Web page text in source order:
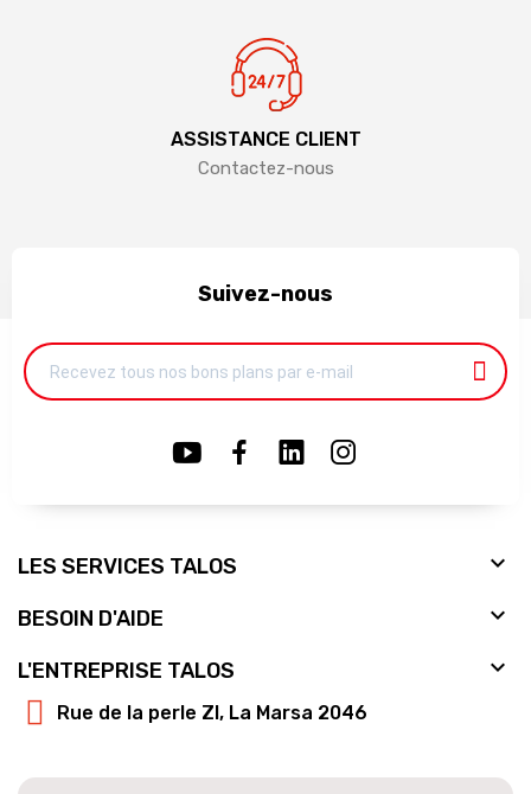
ASSISTANCE CLIENT
Contactez-nous
Suivez-nous
LES SERVICES TALOS 
BESOIN D'AIDE 
L'ENTREPRISE TALOS 
Rue de la perle ZI, La Marsa 2046